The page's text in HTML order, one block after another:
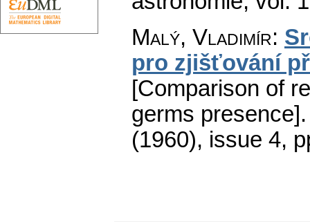
Malý, Vladimír:
pro zjišťování
[Comparison of
germs presence].
(1960), issue 4,